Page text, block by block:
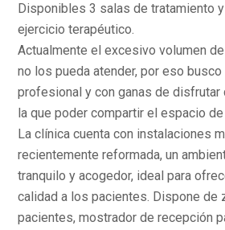
Disponibles 3 salas de tratamiento y
ejercicio terapéutico.
Actualmente el excesivo volumen
no los pueda atender, por eso busco
profesional y con ganas de disfrutar
la que poder compartir el espacio de
La clínica cuenta con instalaciones
recientemente reformada, un
tranquilo y acogedor, ideal para
calidad a los pacientes. Dispone de
pacientes, mostrador de recepción